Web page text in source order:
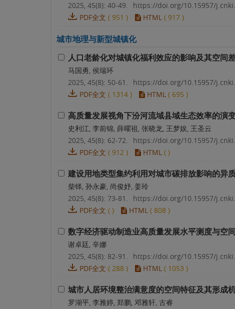
2025, 45(8): 40-49.
https://doi.org/10.15957/
PDF全文 ( 951 ) HTML ( 917 )
城市地理与新型城镇化
人口老龄化对城镇化福利效应的影响及其空间
马国勇, 侯瑞环
2025, 45(8): 50-61.
https://doi.org/10.15957/
PDF全文 ( 1314 ) HTML ( 695 )
高质量发展视角下汾河流域县域生态效率的演
史利江, 李前锦, 薛曜祖, 张晓龙, 王梦娱, 王圣云
2025, 45(8): 62-72.
https://doi.org/10.15957/
PDF全文 ( 912 ) HTML ( )
建设用地类型集约利用对城市碳排放影响的
柴铎, 孙永豪, 尚俊妤, 姜玲
2025, 45(8): 73-81.
https://doi.org/10.15957/
PDF全文 ( ) HTML ( 808 )
数字经济驱动制造业高质量发展水平测度与空
谢卓廷, 辛娜
2025, 45(8): 82-91.
https://doi.org/10.15957/
PDF全文 ( 288 ) HTML ( 1053 )
城市人居环境整治满意度的空间特征及其形成
罗湖平, 李雅婷, 郑鹏, 邓雅轩, 古睿